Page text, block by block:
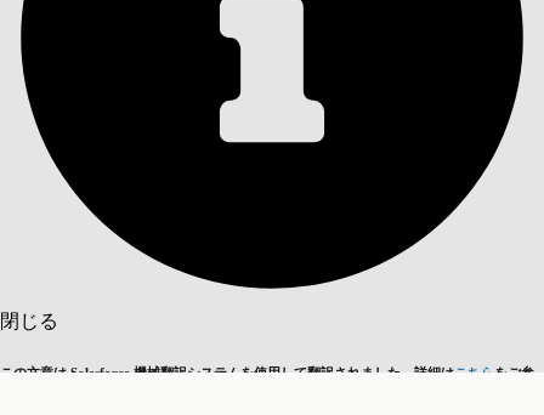
閉じる
この文章は Salesforce 機械翻訳システムを使用して翻訳されました。詳細はこちら をご参